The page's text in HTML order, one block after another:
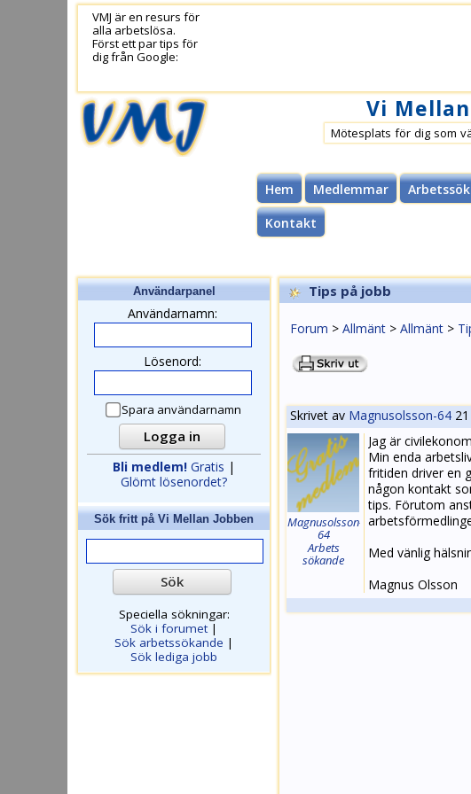
VMJ är en resurs för
alla arbetslösa.
Först ett par tips för
dig från Google:
Vi
Mötesplats för dig som
Hem Medlemmar
Kontakt
Användarpanel
Användarnamn:
Lösenord:
Spara användarnamn
Bli medlem! Gratis |
Glömt lösenordet?
Sök fritt på Vi Mellan Jobben
Speciella sökningar:
Sök i forumet|
Sök arbetssökande |
Sök lediga jobb
Tips på jobb
Forum > Allmänt> Allmänt>
Skrivet av Magnusolsson-64
Magnusolsson-
64
Arbets
sökande
Jag är
Min enda
fritiden driver en
någon kontakt
tips. Förutom
Med vänlig
Magnus Olsson